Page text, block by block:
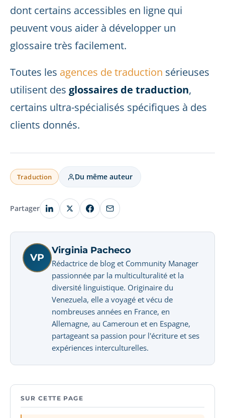
dont certains accessibles en ligne qui
peuvent vous aider à développer un
glossaire très facilement.
Toutes les agences de traduction sérieuses
utilisent des glossaires de traduction,
certains ultra-spécialisés spécifiques à des
clients donnés.
Traduction Du même auteur
Partager
VP
Virginia Pacheco
Rédactrice de blog et Community Manager
passionnée par la multiculturalité et la
diversité linguistique. Originaire du
Venezuela, elle a voyagé et vécu de
nombreuses années en France, en
Allemagne, au Cameroun et en Espagne,
partageant sa passion pour l'écriture et ses
expériences interculturelles.
SUR CETTE PAGE